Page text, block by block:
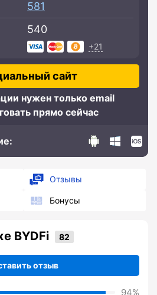
581
540
+21
сайт
нужен только email
прямо сейчас
Отзывы
Бонусы
BYDFi
отзыв
94%